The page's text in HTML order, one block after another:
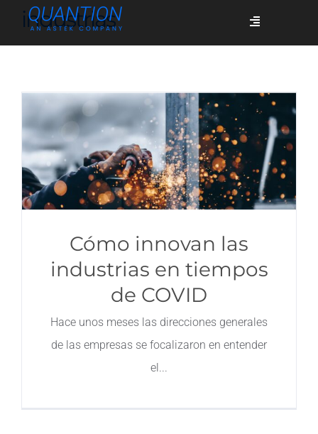
Toggle
Quiénes somos
Casos de éxito
Contacto
industrias
Cómo innovan las
industrias en tiempos
de COVID
Hace unos meses las direcciones generales
de las empresas se focalizaron en entender
el